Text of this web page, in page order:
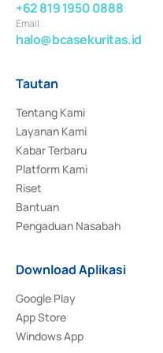
+62 819 1950 0888
Email
halo@bcasekuritas.id
Tautan
Tentang Kami
Layanan Kami
Kabar Terbaru
Platform Kami
Riset
Bantuan
Pengaduan Nasabah
Download Aplikasi
Google Play
App Store
Windows App